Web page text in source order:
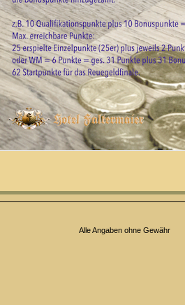
Alle Angaben ohne Gewähr